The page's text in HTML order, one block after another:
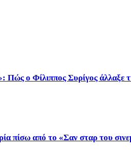
ο Φίλιππος Συρίγος άλλαξε
πίσω από το «Σαν σταρ του